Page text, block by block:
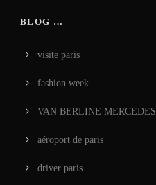
BLOG …
visite paris
fashion week
VAN BERLINE MERCEDES
aéroport de paris
driver paris